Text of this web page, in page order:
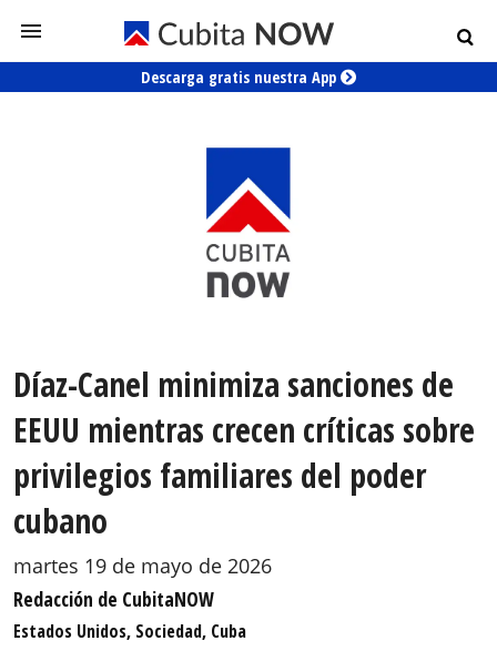
Descarga gratis nuestra App
Díaz-Canel minimiza sanciones de
EEUU mientras crecen críticas sobre
privilegios familiares del poder
cubano
martes 19 de mayo de 2026
Redacción de CubitaNOW
Estados Unidos, Sociedad, Cuba